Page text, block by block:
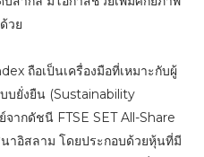
วย
ถือเป็นเครื่องมือที่เหมาะกับผู้
บยั่งยืน (Sustainability
ากดัชนี FTSE SET All-Share
าอิสลาม โดยประกอบด้วยหุ้นที่มี